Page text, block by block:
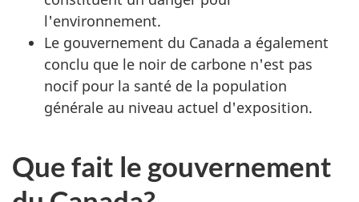
l'environnement.
Le gouvernement du Canada a également
conclu que le noir de carbone n'est pas
nocif pour la santé de la population
générale au niveau actuel d'exposition.
Que fait le gouvernement